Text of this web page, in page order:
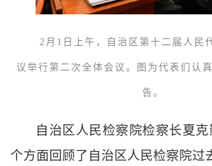
2月1日上午，自治区第十二届人民
议举行第二次全体会议。图为代表们认
告。
自治区人民检察院检察长夏
个方面回顾了自治区人民检察院过